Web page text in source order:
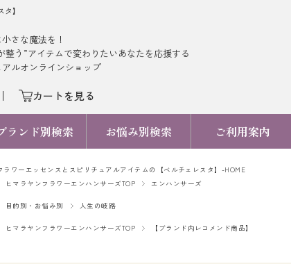
】
さな魔法を！
整う”アイテムで変わりたいあなたを応援する
ルオンラインショップ
カートを見る
ランド別検索 お悩み別検索 ご利用案内
ラワーエッセンスとスピリチュアルアイテムの【ベルチェレスタ】-HOME
ヒマラヤンフラワーエンハンサーズTOP
エンハンサーズ
目的別・お悩み別 人生の岐路
ヒマラヤンフラワーエンハンサーズTOP 【ブランド内レコメンド商品】